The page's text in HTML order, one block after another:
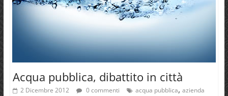
Acqua pubblica, dibattito in città
2 Dicembre 2012 0 commenti acqua pubblica, azienda